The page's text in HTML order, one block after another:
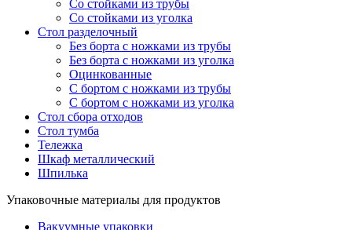
Со стойками из трубы
Со стойками из уголка
Стол разделочный
Без борта с ножками из трубы
Без борта с ножками из уголка
Оцинкованные
С бортом с ножками из трубы
С бортом с ножками из уголка
Стол сбора отходов
Стол тумба
Тележка
Шкаф металлический
Шпилька
Упаковочные материалы для продуктов
Вакуумные упаковки